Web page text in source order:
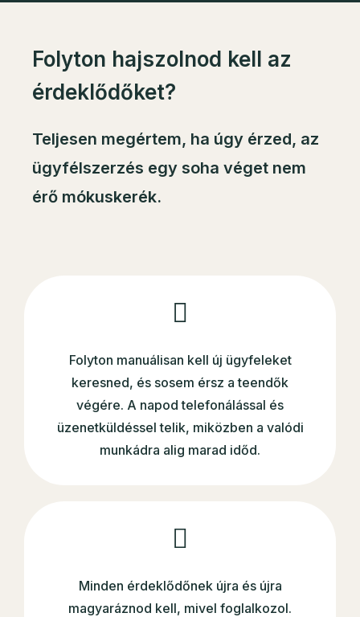
Folyton hajszolnod kell az
érdeklődőket?
Teljesen megértem, ha úgy érzed, az
ügyfélszerzés egy soha véget nem
érő mókuskerék.
Folyton manuálisan kell új ügyfeleket
keresned, és sosem érsz a teendők
végére. A napod telefonálással és
üzenetküldéssel telik, miközben a valódi
munkádra alig marad időd.
Minden érdeklődőnek újra és újra
magyaráznod kell, mivel foglalkozol.